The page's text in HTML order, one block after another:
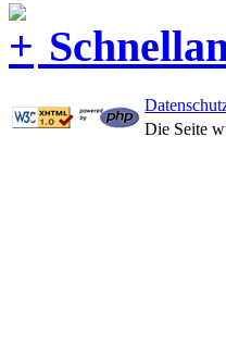
Die Seite